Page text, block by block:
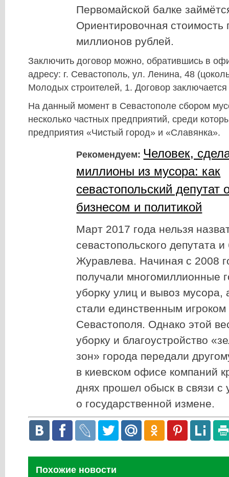
Первомайской балке
Ориентировочная стоимость
миллионов рублей.
Заключить договор можно, обратившись в
адресу: г. Севастополь, ул. Ленина, 48
Молодых строителей, 1. Договор заключается
На данный момент в Севастополе сбором
несколько частных предприятий, среди
предприятия «Чистый город» и «Славянка».
Рекомендуем: Человек,
миллионы из мусора: как
севастопольский депутат
бизнесом и политикой
Март 2017 года нельзя
севастопольского депутата
Журавлева. Начиная с 2008
получали многомиллионные
уборку улиц и вывоз мусора,
стали единственным
Севастополя. Однако этой
уборку и благоустройство
зон» города передали
в киевском офисе компаний
днях прошел обыск в связи с
о государственной измене.
Похожие новости